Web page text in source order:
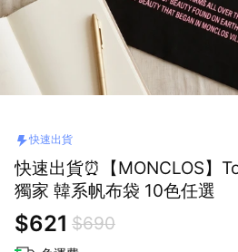
快速出貨
快速出貨⏰【MONCLOS】
獨家 韓系帆布袋 10色任選
$621 $690